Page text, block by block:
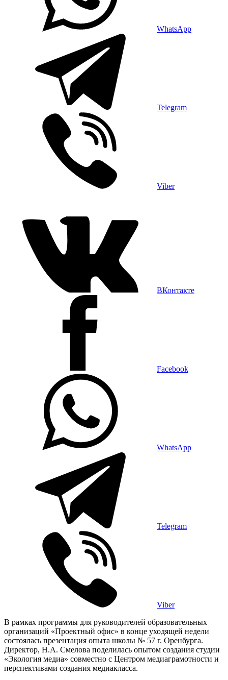
WhatsApp
Telegram
Viber
ВКонтакте
Facebook
WhatsApp
Telegram
Viber
В рамках программы для руководителей образовательных
организаций «Проектный офис» в конце уходящей недели
состоялась презентация опыта школы № 57 г. Оренбурга.
Директор, Н.А. Смелова поделилась опытом создания студии
«Экология медиа» совместно с Центром медиаграмотности и
перспективами создания медиакласса.